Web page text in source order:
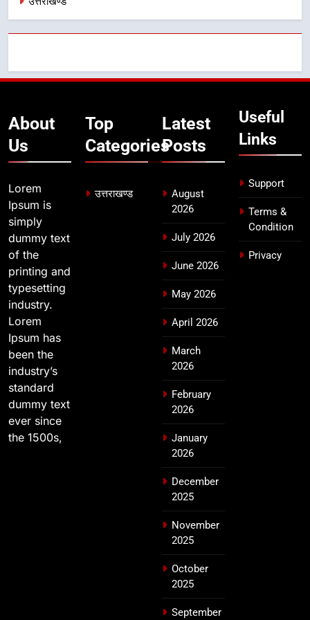
उत्तराखण्ड
दिल्ली-देहरादून आर्थिक कॉरिडोर से जुड़ी
का डीएम ने किया निरीक्षण; समयबद्ध एवं
गुणवत्तापूर्ण निर्माण सुनिश्चित करने के
निर्देश, सुरक्षा मानकों से कोई समझौता
About
Us
Lorem
Ipsum is
simply
dummy text
of the
printing and
typesetting
industry.
Lorem
Ipsum has
been the
industry’s
standard
dummy text
ever since
the 1500s,
Top
Categories
उत्तराखण्ड
Latest
Posts
August
2026
July 2026
June 2026
May 2026
April 2026
March
2026
February
2026
January
2026
December
2025
November
2025
October
2025
September
Useful
Links
Support
Terms &
Condition
Privacy